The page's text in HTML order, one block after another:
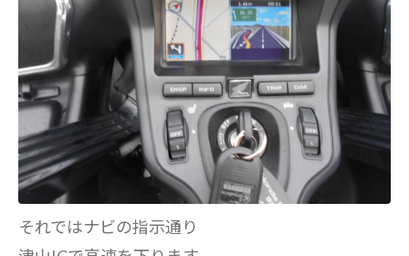
それではナビの指示通り